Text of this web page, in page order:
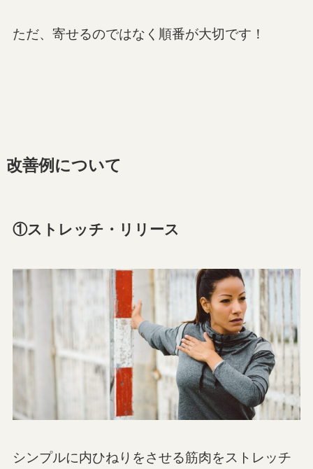
ただ、寄せるのではなく順番が大切です！
改善例について
①ストレッチ・リリース
シンプルに内ひねりをさせる筋肉をストレッチ